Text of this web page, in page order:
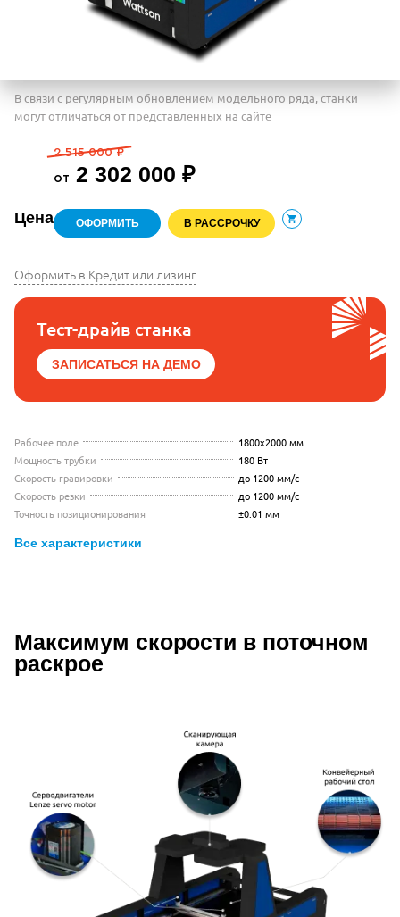
В связи с регулярным обновлением модельного ряда, станки
могут отличаться от представленных на сайте
Рабочее поле
1800x2000 мм
Мощность трубки
180 Вт
Скорость гравировки
до 1200 мм/с
Скорость резки
до 1200 мм/с
Точность позиционирования
±0.01 мм
Все характеристики
Цена
2 515 000 ₽
от 2 302 000 ₽
ОФОРМИТЬ В РАССРОЧКУ В корзину
Оформить в Кредит или лизинг
Тест-драйв станка
ЗАПИСАТЬСЯ НА ДЕМО
Описание Wattsan 1820 Cam
Максимум скорости в поточном
раскрое